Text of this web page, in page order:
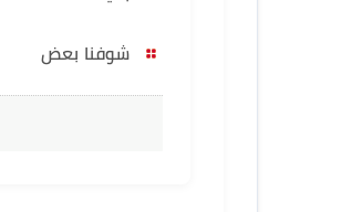
شوفنا بعض